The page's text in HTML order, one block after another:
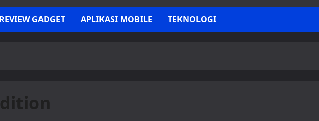
REVIEW GADGET APLIKASI MOBILE TEKNOLOGI